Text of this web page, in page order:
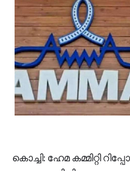
കൊച്ചി: ഹേമ കമ്മിറ്റി